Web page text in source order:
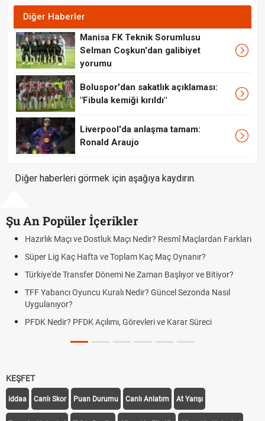
Diğer Haberler
Manisa FK Teknik Sorumlusu
Selman Coşkun'dan galibiyet
yorumu
Boluspor'dan sakatlık açıklaması:
"Fibula kemiği kırıldı"
Liverpool'da anlaşma tamam:
Ronald Araujo
Diğer haberleri görmek için aşağıya kaydırın.
Şu An Popüler İçerikler
Maçlardan Farkları
ve Bitiyor?
Sezonda Nasıl
Süreci
Puan Durumunda AG, OM ve Diğer
Skor Ne Demek? Sporda Skor ve Sonuç
Futbol Nasıl Oynanır? Temel Futbol Kuralları
Deplasman Golü Kuralı Nedir? Hangi
DGS Sonuçları Ne Zaman Açıklanacak
KEŞFET
iddaa Canlı Skor Puan Durumu Canlı Anlatım At Yarışı